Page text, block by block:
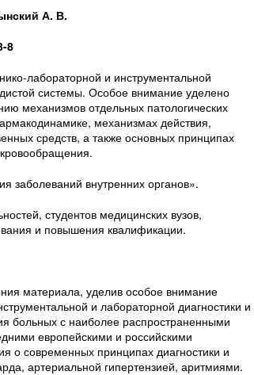
А. В.
8
лабораторной и инструментальной
системы. Особое внимание уделено
механизмов отдельных патологических
механизмах действия,
средств, а также основных принципах
заболеваний внутренних органов».
студентов медицинских вузов,
и повышения квалификации.
материала, уделив особое внимание
и лабораторной диагностики и
больных с наиболее распространенными
европейскими и российскими
современных принципах диагностики и
артериальной гипертензией, аритмиями.